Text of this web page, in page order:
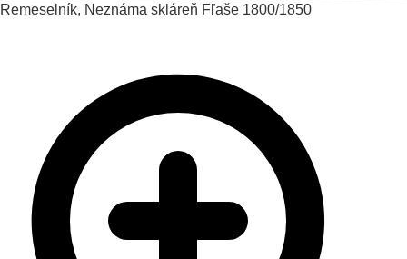
Remeselník, Neznáma skláreň Fľaše 1800/1850